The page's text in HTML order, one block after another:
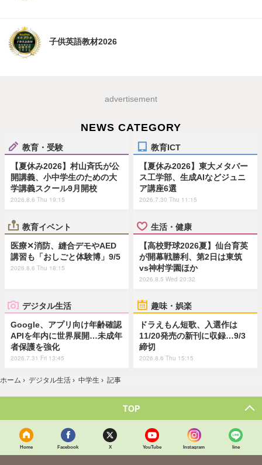
子供英語教材2026
advertisement
NEWS CATEGORY
教育・受験
【夏休み2026】村山斉氏が公
開講義、小中学生のための大
学講義スクール9月開校
2026.8.6 Thu 19:15
教育ICT
【夏休み2026】東大メタバー
ス工学部、生成AIなどジュニ
ア講座6選
2026.7.30 Thu 11:15
教育イベント
医療✕消防、縫合デモやAED
講習も「おしごと体験博」9/5
2026.8.6 Thu 18:15
生活・健康
【高校野球2026夏】仙台育英
が開幕戦勝利、第2日は東筑
vs神村学園ほか
2026.8.5 Wed 20:32
デジタル生活
Google、アプリ向け年齢確認
APIを年内に世界展開…未成年
者保護を強化
2026.7.31 Fri 13:45
趣味・娯楽
ドラえもん短歌、入選作は
11/20発売の新刊に収録…9/3
締切
2026.8.6 Thu 15:15
ホーム › デジタル生活 › 中学生 › 記事
TOP
Home Facebook X YouTube Instagram line